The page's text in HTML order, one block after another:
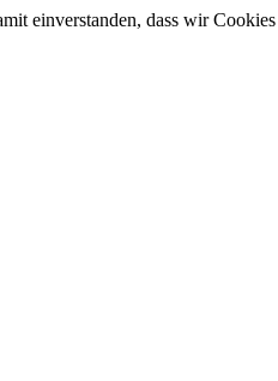
einverstanden, dass wir Cookies